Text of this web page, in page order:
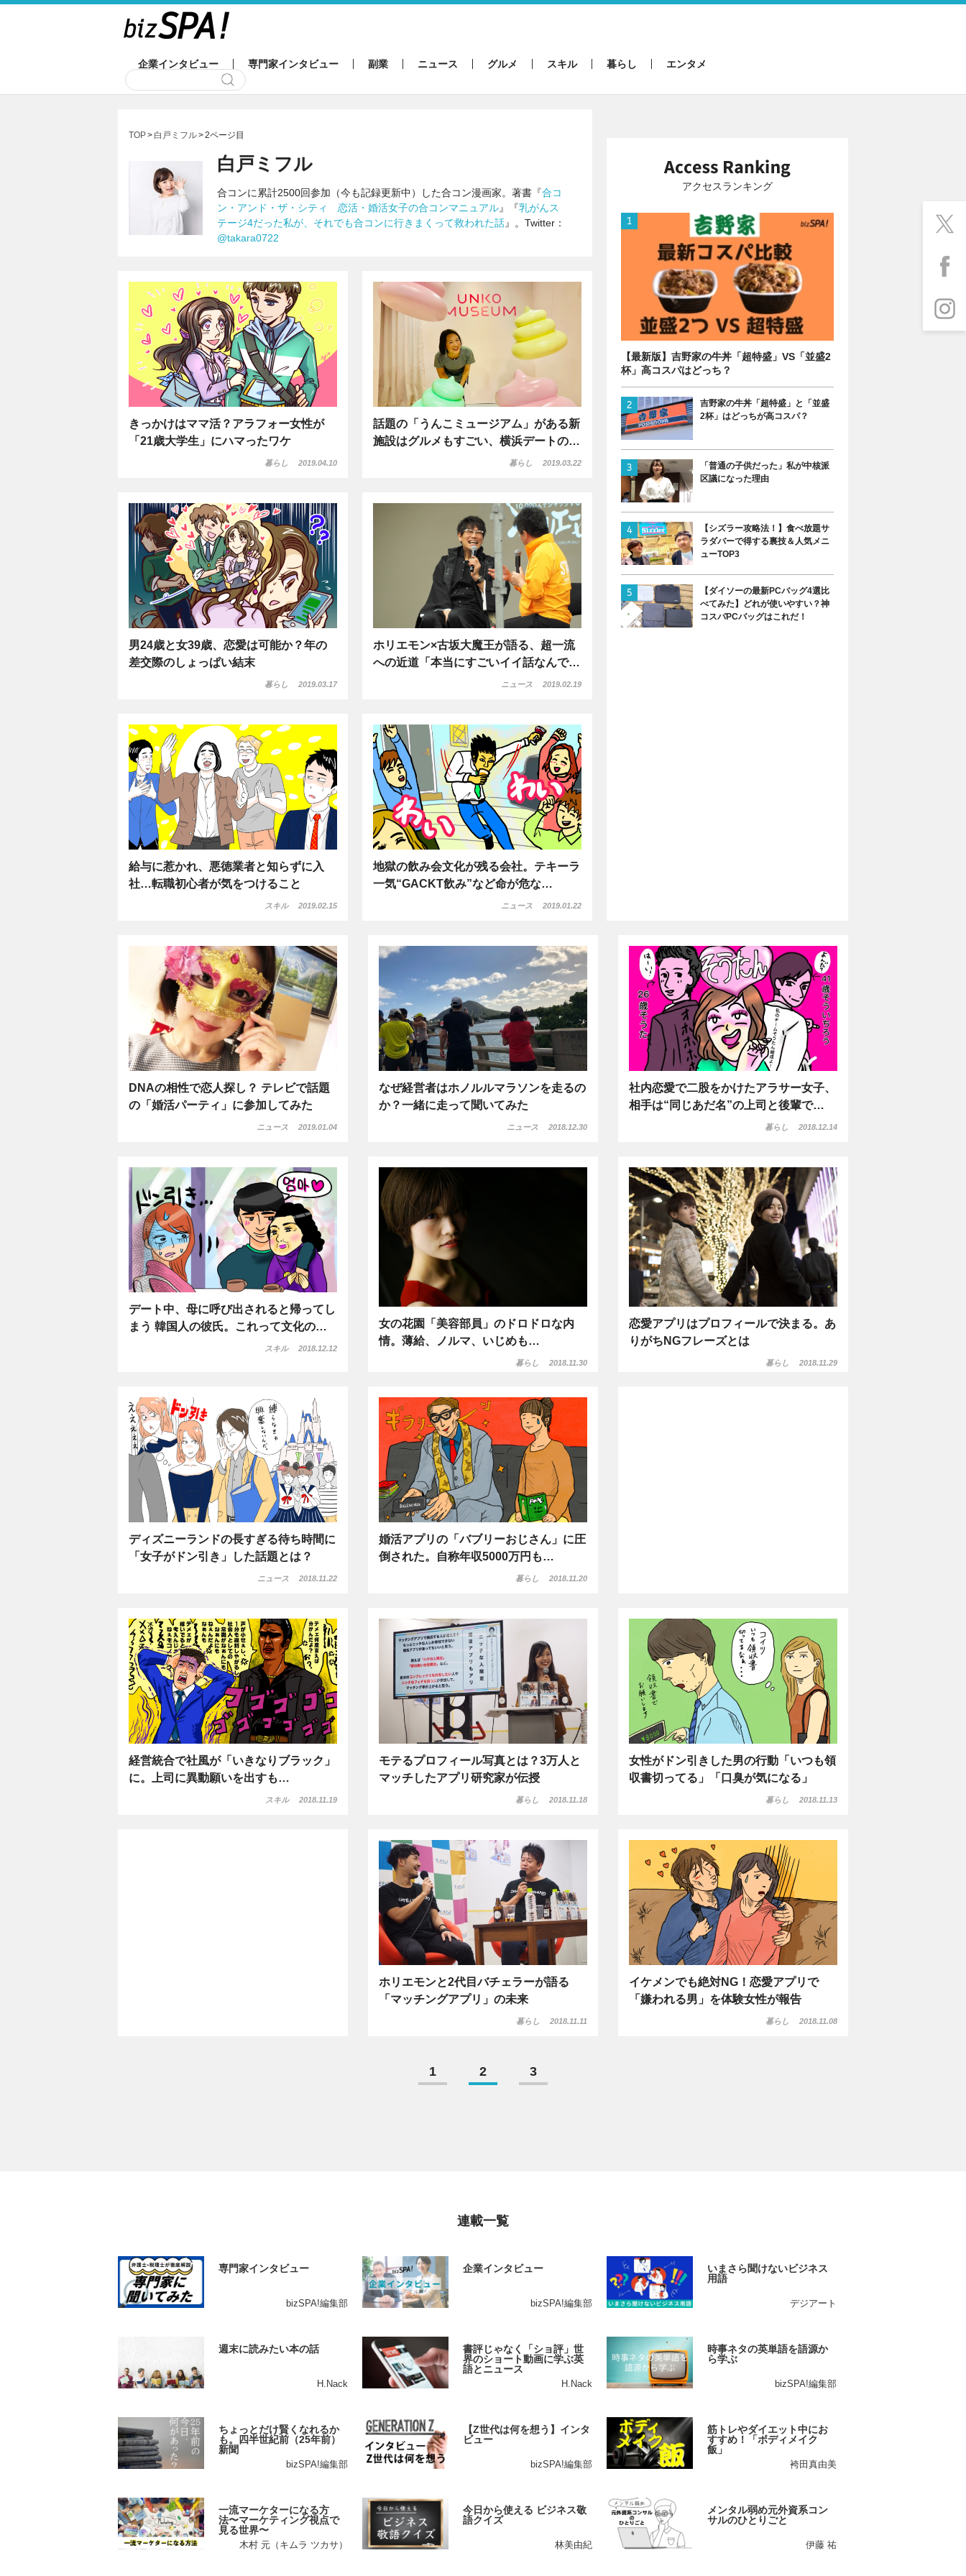
企業インタビュー 専門家インタビュー 副業 ニュース グルメ スキル 暮らし エンタメ
TOP 白戸ミフル 2ページ目
白戸ミフル
合コンに累計2500回参加（今も記録更新中）した合コン漫画家。著書『合コ
ン・アンド・ザ・シティ 恋活・婚活女子の合コンマニュアル』『乳がんス
テージ4だった私が、それでも合コンに行きまくって救われた話』。Twitter：
@takara0722
きっかけはママ活？アラフォー女性が
「21歳大学生」にハマったワケ
暮らし 2019.04.10
話題の「うんこミュージアム」がある新
施設はグルメもすごい、横浜デートの…
暮らし 2019.03.22
男24歳と女39歳、恋愛は可能か？年の
差交際のしょっぱい結末
暮らし 2019.03.17
ホリエモン×古坂大魔王が語る、超一流
への近道「本当にすごいイイ話なんで…
ニュース 2019.02.19
給与に惹かれ、悪徳業者と知らずに入
社…転職初心者が気をつけること
スキル 2019.02.15
地獄の飲み会文化が残る会社。テキーラ
一気“GACKT飲み”など命が危な…
ニュース 2019.01.22
アクセスランキング
【最新版】吉野家の牛丼「超特盛」VS「並盛2
杯」高コスパはどっち？
吉野家の牛丼「超特盛」と「並盛
2杯」はどっちが高コスパ？
「普通の子供だった」私が中核派
区議になった理由
【シズラー攻略法！】食べ放題サ
ラダバーで得する裏技＆人気メニ
ューTOP3
【ダイソーの最新PCバッグ4選比
べてみた】どれが使いやすい？神
コスパPCバッグはこれだ！
DNAの相性で恋人探し？ テレビで話題
の「婚活パーティ」に参加してみた
ニュース 2019.01.04
なぜ経営者はホノルルマラソンを走るの
か？一緒に走って聞いてみた
ニュース 2018.12.30
社内恋愛で二股をかけたアラサー女子、
相手は“同じあだ名”の上司と後輩で…
暮らし 2018.12.14
デート中、母に呼び出されると帰ってし
まう 韓国人の彼氏。これって文化の…
スキル 2018.12.12
女の花園「美容部員」のドロドロな内
情。薄給、ノルマ、いじめも…
暮らし 2018.11.30
恋愛アプリはプロフィールで決まる。あ
りがちNGフレーズとは
暮らし 2018.11.29
ディズニーランドの長すぎる待ち時間に
「女子がドン引き」した話題とは？
ニュース 2018.11.22
婚活アプリの「バブリーおじさん」に圧
倒された。自称年収5000万円も…
暮らし 2018.11.20
経営統合で社風が「いきなりブラック」
に。上司に異動願いを出すも…
スキル 2018.11.19
モテるプロフィール写真とは？3万人と
マッチしたアプリ研究家が伝授
暮らし 2018.11.18
女性がドン引きした男の行動「いつも領
収書切ってる」「口臭が気になる」
暮らし 2018.11.13
ホリエモンと2代目バチェラーが語る
「マッチングアプリ」の未来
暮らし 2018.11.11
イケメンでも絶対NG！恋愛アプリで
「嫌われる男」を体験女性が報告
暮らし 2018.11.08
1 2 3
連載一覧
専門家インタビュー
bizSPA!編集部
企業インタビュー
bizSPA!編集部
いまさら聞けないビジネス
用語
デジアート
週末に読みたい本の話
H.Nack
書評じゃなく「ショ評」世
界のショート動画に学ぶ英
語とニュース
H.Nack
時事ネタの英単語を語源か
ら学ぶ
bizSPA!編集部
ちょっとだけ賢くなれるか
も。四半世紀前（25年前）
新聞
bizSPA!編集部
【Z世代は何を想う】インタ
ビュー
bizSPA!編集部
筋トレやダイエット中にお
すすめ！「ボディメイク
飯」
袴田真由美
一流マーケターになる方
法〜マーケティング視点で
見る世界〜
木村 元（キムラ ツカサ）
今日から使える ビジネス敬
語クイズ
林美由紀
メンタル弱め元外資系コン
サルのひとりごと
伊藤 祐